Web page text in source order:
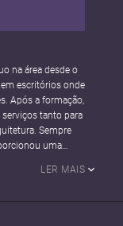
na área desde o
escritórios onde
Após a formação,
tanto para
Sempre
uma
LER MAIS